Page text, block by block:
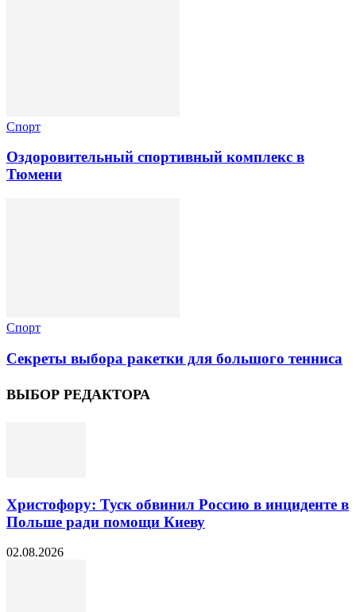
Спорт
Оздоровительный спортивный комплекс в
Тюмени
Спорт
Секреты выбора ракетки для большого тенниса
ВЫБОР РЕДАКТОРА
Христофору: Туск обвинил Россию в инциденте в
Польше ради помощи Киеву
02.08.2026